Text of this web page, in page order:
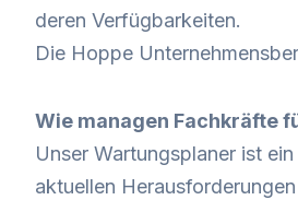
deren Verfügbarkeiten.
Die Hoppe
Wie managen Fachkräfte
Unser Wartungsplaner ist
aktuellen